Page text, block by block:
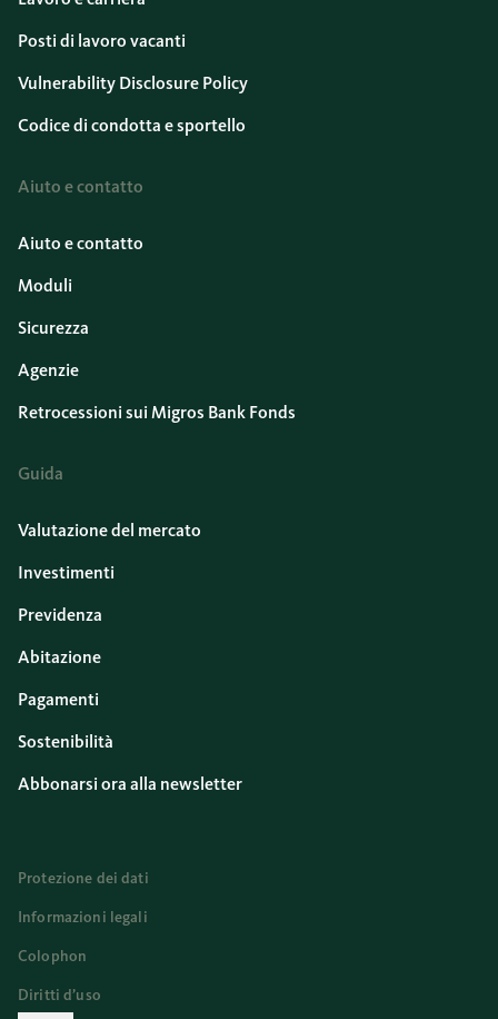
Posti di lavoro vacanti
Vulnerability Disclosure Policy
Codice di condotta e sportello
Aiuto e contatto
Aiuto e contatto
Moduli
Sicurezza
Agenzie
Retrocessioni sui Migros Bank Fonds
Guida
Valutazione del mercato
Investimenti
Previdenza
Abitazione
Pagamenti
Sostenibilità
Abbonarsi ora alla newsletter
Protezione dei dati
Informazioni legali
Colophon
Diritti d’uso